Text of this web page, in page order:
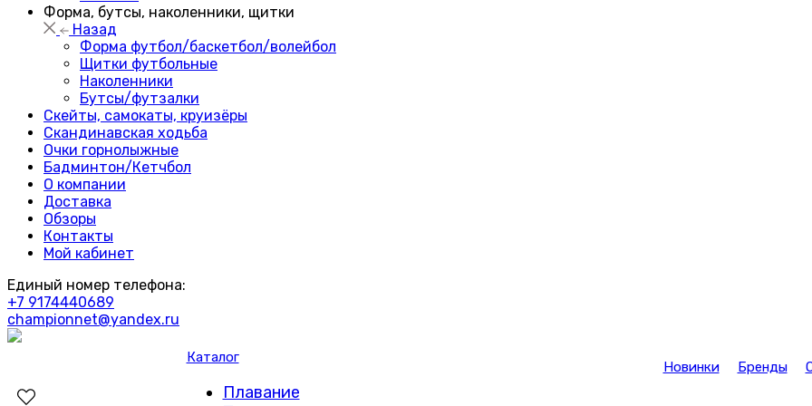
Форма, бутсы, наколенники, щитки
Назад
Форма футбол/баскетбол/волейбол
Щитки футбольные
Наколенники
Бутсы/футзалки
Скейты, самокаты, круизёры
Скандинавская ходьба
Очки горнолыжные
Бадминтон/Кетчбол
О компании
Доставка
Обзоры
Контакты
Мой кабинет
Единый номер телефона:
+7 9174440689
championnet@yandex.ru
Каталог
Плавание
Новинки Бренды